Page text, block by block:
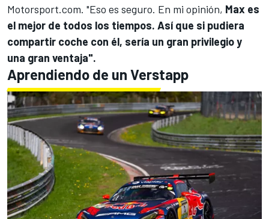
Motorsport.com. "Eso es seguro. En mi opinión, Max es
el mejor de todos los tiempos. Así que si pudiera
compartir coche con él, sería un gran privilegio y
una gran ventaja".
Aprendiendo de un Verstapp